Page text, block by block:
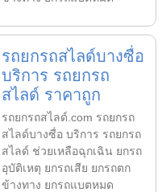
รถยกรถสไลด์บางซื่อ
บริการ รถยกรถ
สไลด์ ราคาถูก
รถยกรถสไลด์.com รถยกรถ
สไลด์บางซื่อ บริการ รถยกรถ
สไลด์ ช่วยเหลือฉุกเฉิน ยกรถ
อุบัติเหตุ ยกรถเสีย ยกรถตก
ข้างทาง ยกรถแบตหมด